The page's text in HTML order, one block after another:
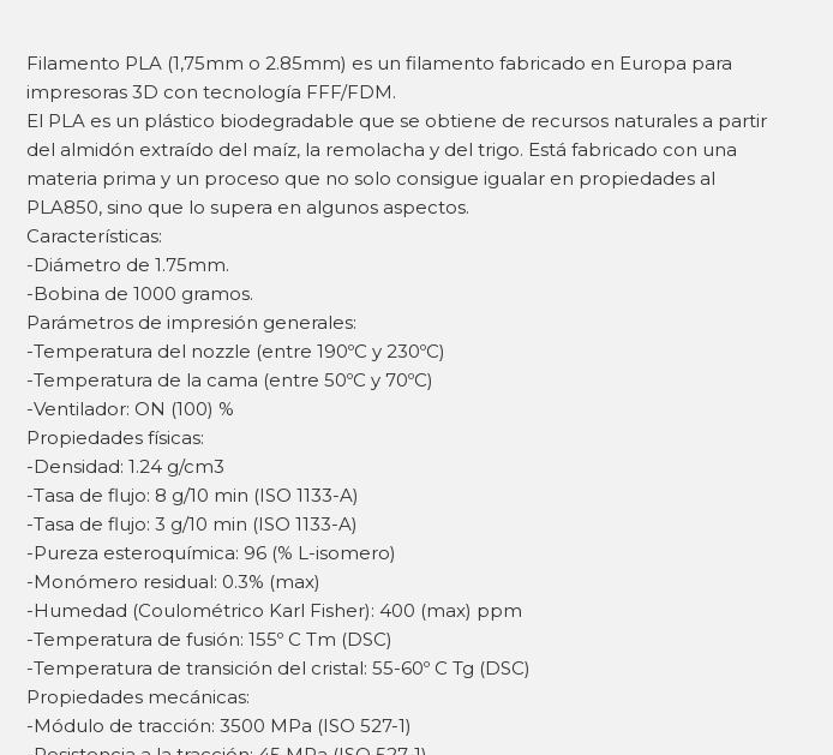
Filamento PLA (1,75mm o 2.85mm) es un filamento fabricado en Europa para
impresoras 3D con tecnología FFF/FDM.
El PLA es un plástico biodegradable que se obtiene de recursos naturales a partir
del almidón extraído del maíz, la remolacha y del trigo. Está fabricado con una
materia prima y un proceso que no solo consigue igualar en propiedades al
PLA850, sino que lo supera en algunos aspectos.
Características:
-Diámetro de 1.75mm.
-Bobina de 1000 gramos.
Parámetros de impresión generales:
-Temperatura del nozzle (entre 190ºC y 230ºC)
-Temperatura de la cama (entre 50ºC y 70ºC)
-Ventilador: ON (100) %
Propiedades físicas:
-Densidad: 1.24 g/cm3
-Tasa de flujo: 8 g/10 min (ISO 1133-A)
-Tasa de flujo: 3 g/10 min (ISO 1133-A)
-Pureza esteroquímica: 96 (% L-isomero)
-Monómero residual: 0.3% (max)
-Humedad (Coulométrico Karl Fisher): 400 (max) ppm
-Temperatura de fusión: 155º C Tm (DSC)
-Temperatura de transición del cristal: 55-60º C Tg (DSC)
Propiedades mecánicas:
-Módulo de tracción: 3500 MPa (ISO 527-1)